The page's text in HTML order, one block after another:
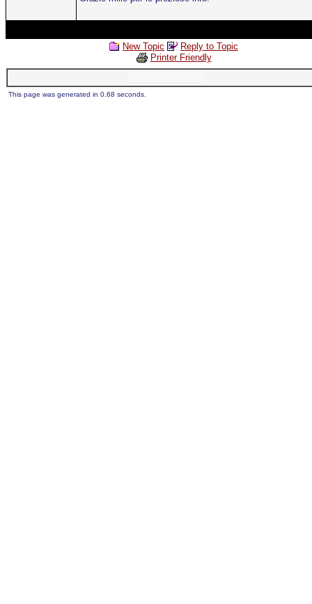
New Topic
Reply to Topic
Printer Friendly
This page was generated in 0.68 seconds.